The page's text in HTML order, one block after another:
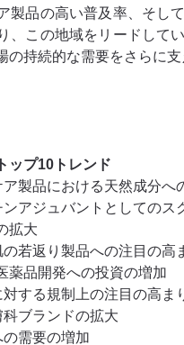
製品の高い普及率、そし
、この地域をリードして
持続的な需要をさらに支
ップ10トレンド
製品における天然成分へ
アジュバントとしてのス
拡大
若返り製品への注目の高
薬品開発への投資の増加
する規制上の注目の高ま
ブランドの拡大
需要の増加